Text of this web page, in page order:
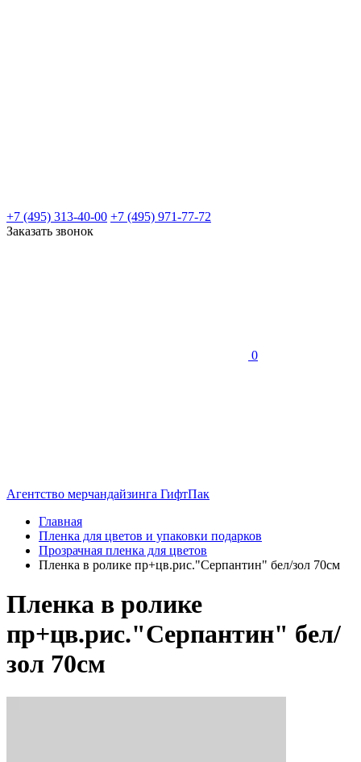
+7 (495) 313-40-00 +7 (495) 971-77-72
Заказать звонок
0
Агентство мерчандайзинга ГифтПак
Главная
Пленка для цветов и упаковки подарков
Прозрачная пленка для цветов
Пленка в ролике пр+цв.рис."Серпантин" бел/зол 70см
Пленка в ролике
пр+цв.рис."Серпантин" бел/
зол 70см